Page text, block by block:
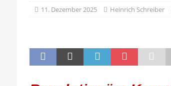
[ 14. April 2026 ]
11. Dezember 2025 Heinrich Schreiber